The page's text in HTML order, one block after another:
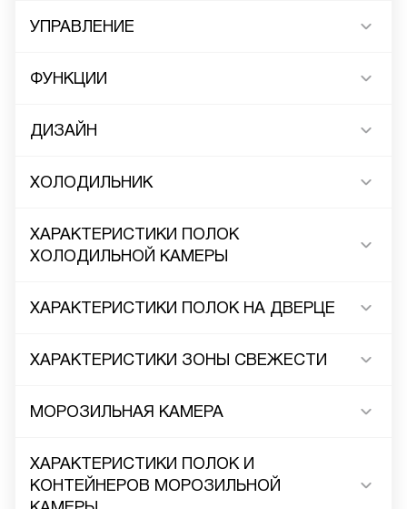
УПРАВЛЕНИЕ
ФУНКЦИИ
ДИЗАЙН
ХОЛОДИЛЬНИК
ХАРАКТЕРИСТИКИ ПОЛОК
ХОЛОДИЛЬНОЙ КАМЕРЫ
ХАРАКТЕРИСТИКИ ПОЛОК НА ДВЕРЦЕ
ХАРАКТЕРИСТИКИ ЗОНЫ СВЕЖЕСТИ
МОРОЗИЛЬНАЯ КАМЕРА
ХАРАКТЕРИСТИКИ ПОЛОК И
КОНТЕЙНЕРОВ МОРОЗИЛЬНОЙ